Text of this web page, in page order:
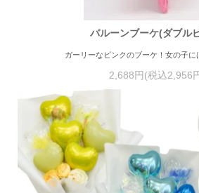
バルーンブーケ(ダブル
ガーリーなピンクのブーケ！女の子に
2,688円(税込2,956